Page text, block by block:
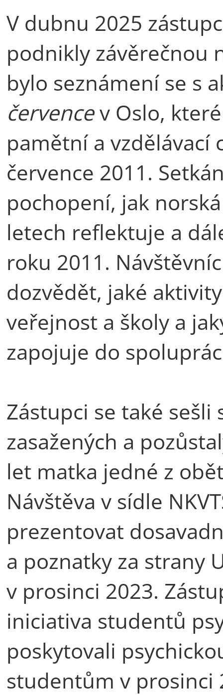
V dubnu 2025
podnikly závěrečnou
bylo seznámení se s
červencev Oslo,
pamětní a vzdělávací
července 2011.
pochopení, jak
letech reflektuje a
roku 2011.
dozvědět, jaké
veřejnost a školy a
zapojuje do
Zástupci se také
zasažených a
let matka jedné z
Návštěva v sídle
prezentovat
a poznatky za strany
v prosinci 2023.
iniciativa studentů
poskytovali
studentům v prosinci